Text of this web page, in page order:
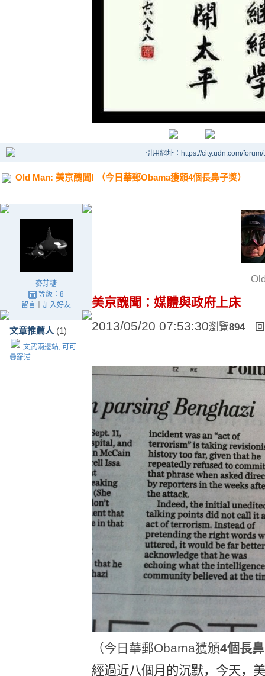
引用網址：https://city.udn.com/
Old Man: 美京醜聞! （今日華郵Obama獲頒4個長鼻子獎）
麥芽糖
等級：8
留言｜ 加入好友
文章推薦人 (1)
文武兩邊站, 可可
疊羅漢
美京醜聞：媒體與政府上床
2013/05/20 07:53:30瀏覽894｜
（今日華郵Obama獲頒4個長
經過近八個月的沉默，今天，